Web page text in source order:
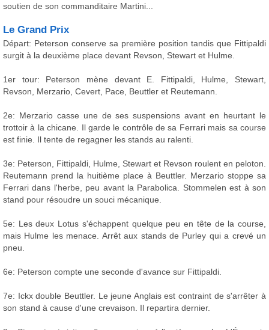
soutien de son commanditaire Martini...
Le Grand Prix
Départ: Peterson conserve sa première position tandis que Fittipaldi
surgit à la deuxième place devant Revson, Stewart et Hulme.
1er tour: Peterson mène devant E. Fittipaldi, Hulme, Stewart,
Revson, Merzario, Cevert, Pace, Beuttler et Reutemann.
2e: Merzario casse une de ses suspensions avant en heurtant le
trottoir à la chicane. Il garde le contrôle de sa Ferrari mais sa course
est finie. Il tente de regagner les stands au ralenti.
3e: Peterson, Fittipaldi, Hulme, Stewart et Revson roulent en peloton.
Reutemann prend la huitième place à Beuttler. Merzario stoppe sa
Ferrari dans l'herbe, peu avant la Parabolica. Stommelen est à son
stand pour résoudre un souci mécanique.
5e: Les deux Lotus s'échappent quelque peu en tête de la course,
mais Hulme les menace. Arrêt aux stands de Purley qui a crevé un
pneu.
6e: Peterson compte une seconde d'avance sur Fittipaldi.
7e: Ickx double Beuttler. Le jeune Anglais est contraint de s'arrêter à
son stand à cause d'une crevaison. Il repartira dernier.